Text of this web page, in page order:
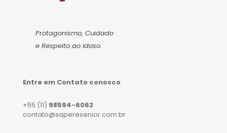
Protagonismo, Cuidado
e Respeito ao Idoso.
Entre em Contato conosco
+55 (11) 98594-6062
contato@saperesenior.com.br